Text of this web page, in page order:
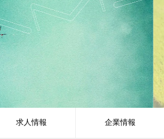
求人情報 企業情報